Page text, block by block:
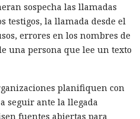
sospecha las llamadas
testigos, la llamada desde el
errores en los nombres de
una persona que lee un texto
planifiquen con
seguir ante la llegada
fuentes abiertas para